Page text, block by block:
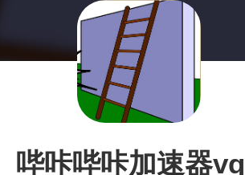
哔咔哔咔加速器